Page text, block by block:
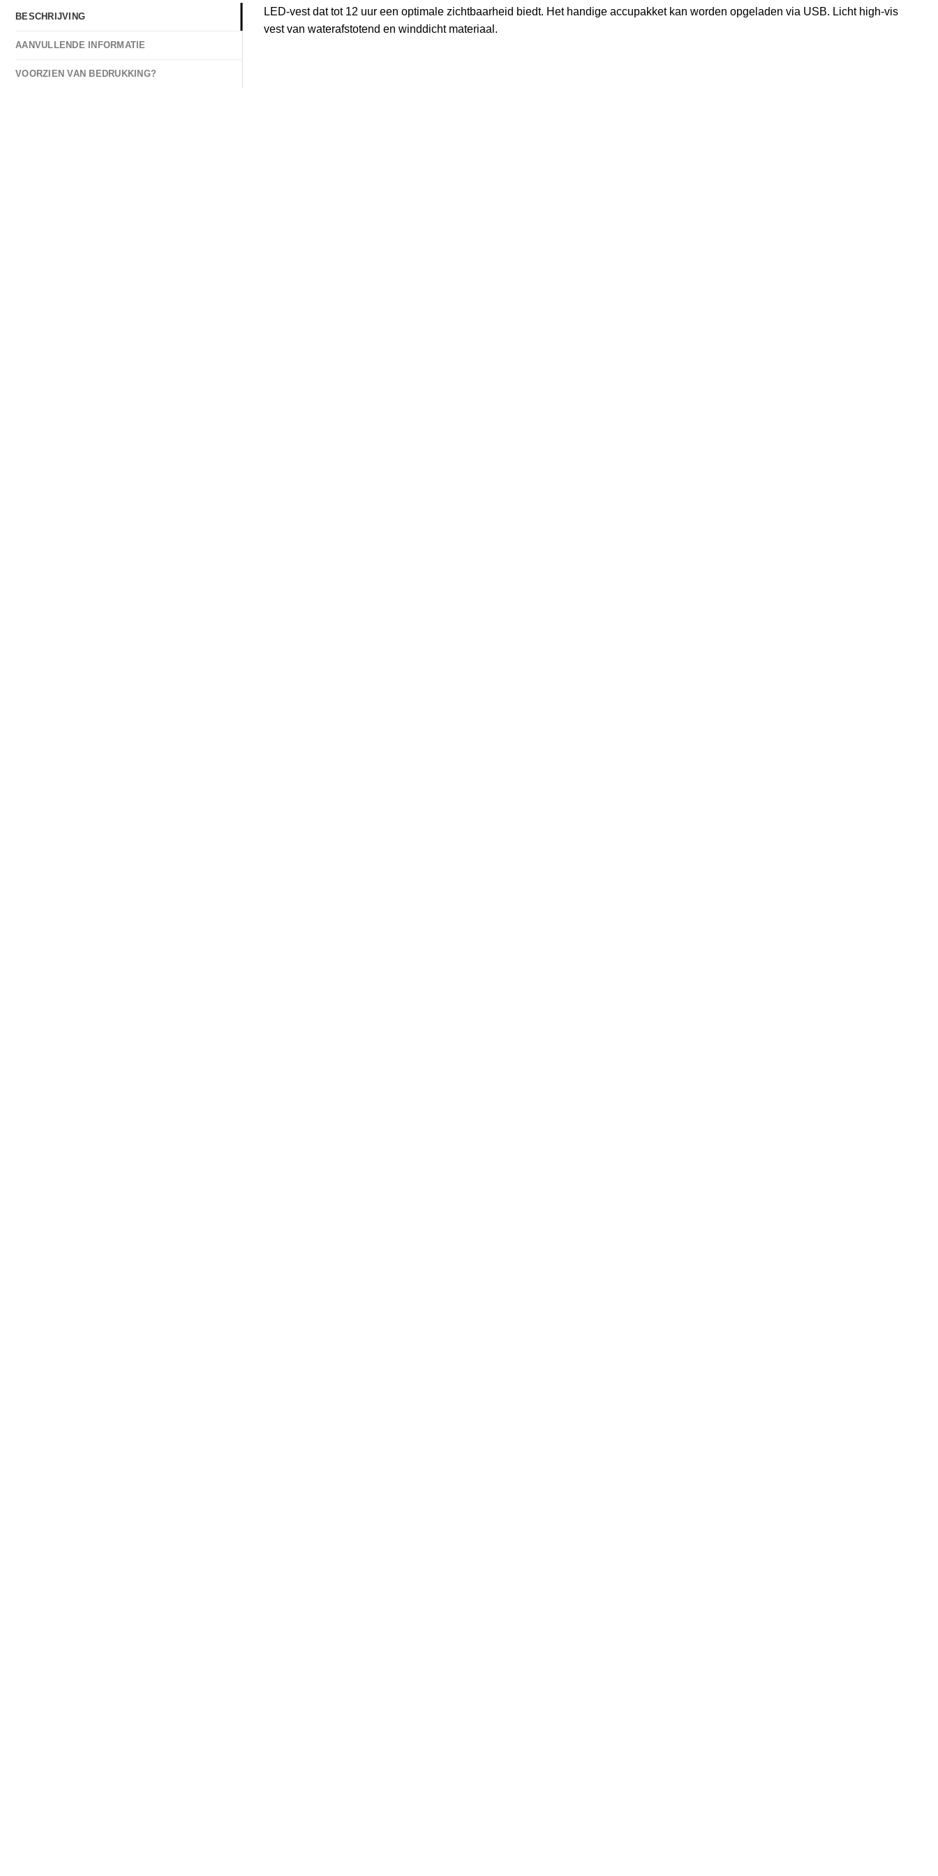
BESCHRIJVING
AANVULLENDE INFORMATIE
VOORZIEN VAN BEDRUKKING?
LED-vest dat tot 12 uur een optimale zichtbaarheid biedt. Het handige accupakket kan worden opgeladen via USB. Licht high-vis
vest van waterafstotend en winddicht materiaal.